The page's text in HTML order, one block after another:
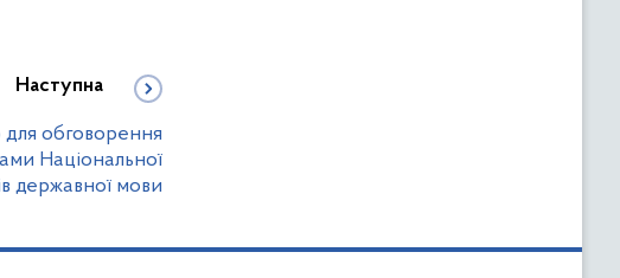
Наступна
для обговорення
Національної
державної мови